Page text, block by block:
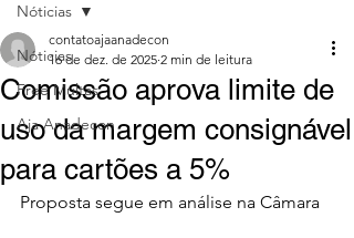
Nóticias
Free Multas
Aja Anadecon
Nóticias
Comissão aprova limite de
uso da margem consignável
para cartões a 5%
contatoajaanadecon
16 de dez. de 2025 2 min de leitura
Proposta segue em análise na Câmara